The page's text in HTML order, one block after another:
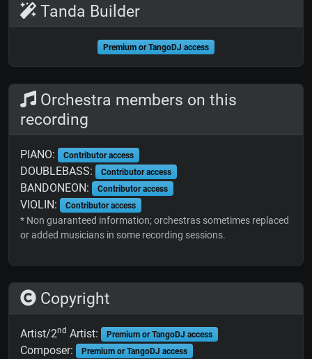
Tanda Builder
Premium or TangoDJ access
Orchestra members on this
recording
PIANO: Contributor access
DOUBLEBASS: Contributor access
BANDONEON: Contributor access
VIOLIN: Contributor access
* Non guaranteed information; orchestras sometimes replaced
or added musicians in some recording sessions.
Copyright
Artist/2nd Artist: Premium or TangoDJ access
Composer: Premium or TangoDJ access